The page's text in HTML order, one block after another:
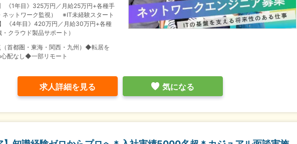
《1年目》325万円／月給25万円+各種手
ネットワーク監視） ※IT未経験スタート
《4年目》420万円／月給30万円+各種
クラウド製品サポート）
首都圏・東海・関西・九州）◆転居を
配なし◆一部リモート
求人詳細を見る 気になる